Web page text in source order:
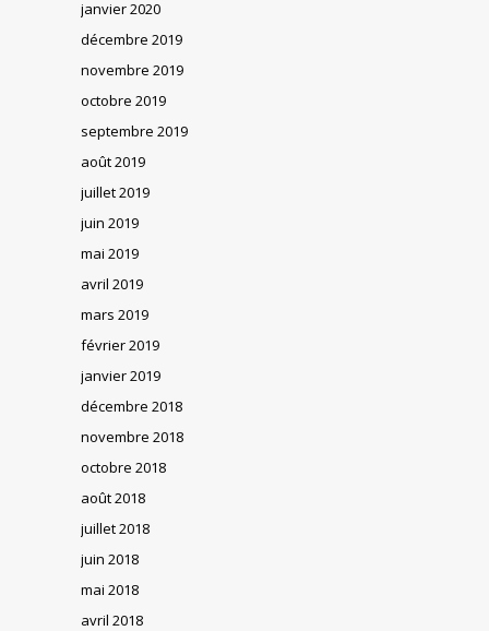
janvier 2020
décembre 2019
novembre 2019
octobre 2019
septembre 2019
août 2019
juillet 2019
juin 2019
mai 2019
avril 2019
mars 2019
février 2019
janvier 2019
décembre 2018
novembre 2018
octobre 2018
août 2018
juillet 2018
juin 2018
mai 2018
avril 2018